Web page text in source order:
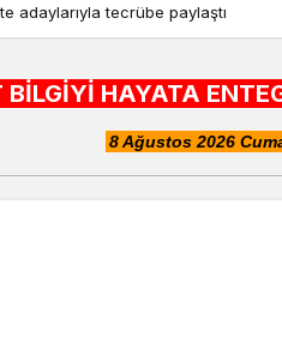
adaylarıyla tecrübe paylaştı
HAYATA